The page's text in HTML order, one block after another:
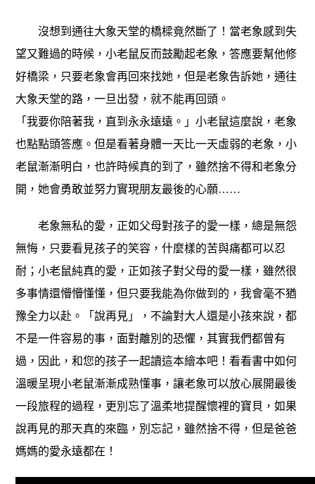
沒想到通往大象天堂的橋樑竟然斷了！當老象感到失
望又難過的時候，小老鼠反而鼓勵起老象，答應要幫他修
好橋梁，只要老象會再回來找她，但是老象告訴她，通往
大象天堂的路，一旦出發，就不能再回頭。
「我要你陪著我，直到永永遠遠。」小老鼠這麼說，老象
也點點頭答應。但是看著身體一天比一天虛弱的老象，小
老鼠漸漸明白，也許時候真的到了，雖然捨不得和老象分
開，她會勇敢並努力實現朋友最後的心願……
老象無私的愛，正如父母對孩子的愛一樣，總是無怨
無悔，只要看見孩子的笑容，什麼樣的苦與痛都可以忍
耐；小老鼠純真的愛，正如孩子對父母的愛一樣，雖然很
多事情還懵懵懂懂，但只要我能為你做到的，我會毫不猶
豫全力以赴。「說再見」，不論對大人還是小孩來說，都
不是一件容易的事，面對離別的恐懼，其實我們都曾有
過，因此，和您的孩子一起讀這本繪本吧！看看書中如何
溫暖呈現小老鼠漸漸成熟懂事，讓老象可以放心展開最後
一段旅程的過程，更別忘了溫柔地提醒懷裡的寶貝，如果
說再見的那天真的來臨，別忘記，雖然捨不得，但是爸爸
媽媽的愛永遠都在！